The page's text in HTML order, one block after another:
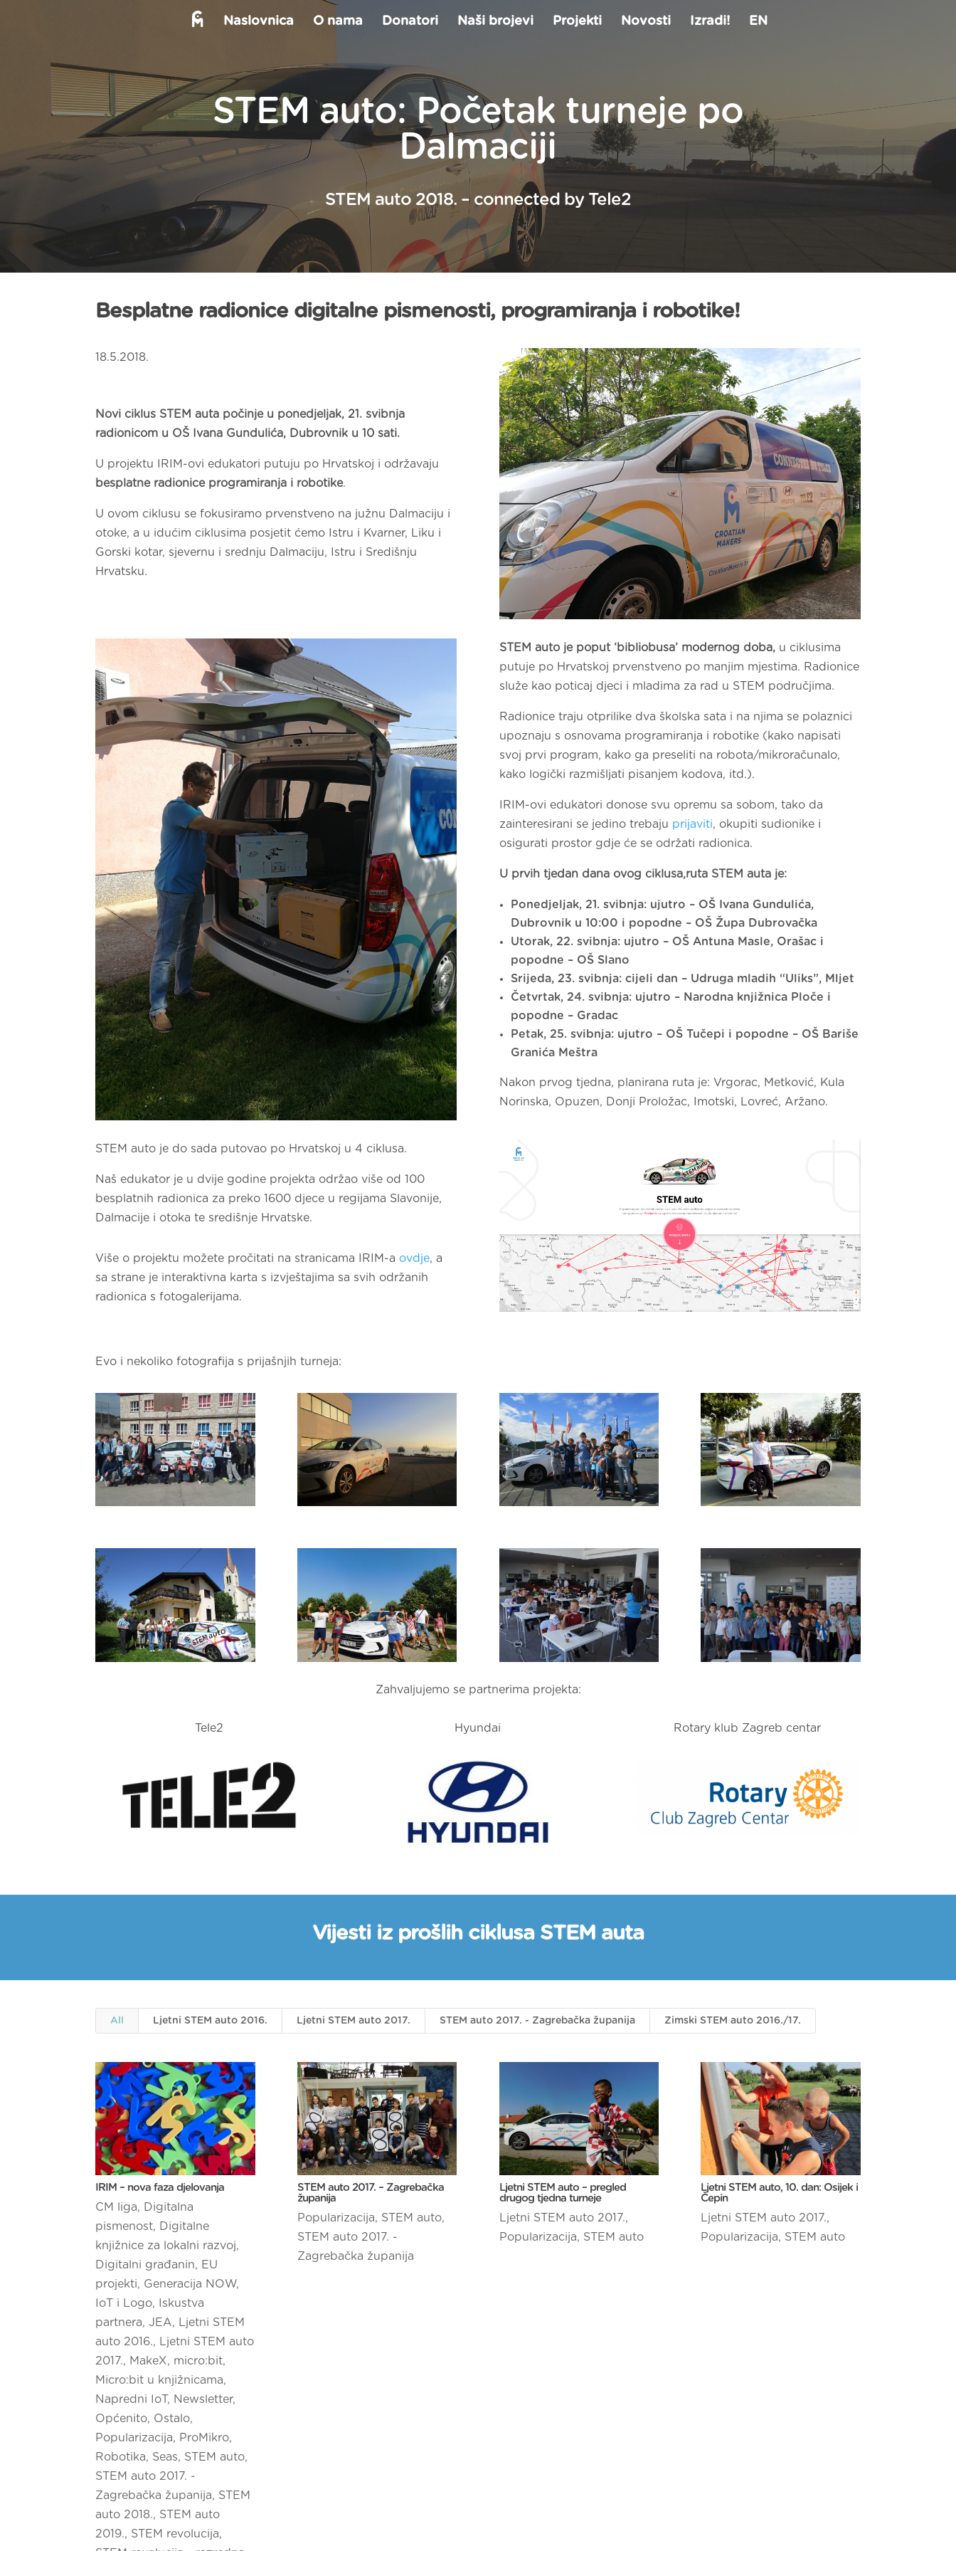
Naslovnica O nama Donatori Naši brojevi Projekti Novosti Izradi! EN
STEM auto: Početak turneje po
Dalmaciji
STEM auto 2018. – connected by Tele2
Besplatne radionice digitalne pismenosti, programiranja i robotike!
18.5.2018.
Novi ciklus STEM auta počinje u ponedjeljak, 21. svibnja
radionicom u OŠ Ivana Gundulića, Dubrovnik u 10 sati.
U projektu IRIM-ovi edukatori putuju po Hrvatskoj i održavaju
besplatne radionice programiranja i robotike.
U ovom ciklusu se fokusiramo prvenstveno na južnu Dalmaciju i
otoke, a u idućim ciklusima posjetit ćemo Istru i Kvarner, Liku i
Gorski kotar, sjevernu i srednju Dalmaciju, Istru i Središnju
Hrvatsku.
STEM auto je poput ‘bibliobusa’ modernog doba,u ciklusima
putuje po Hrvatskoj prvenstveno po manjim mjestima. Radionice
služe kao poticaj djeci i mladima za rad u STEM područjima.
Radionice traju otprilike dva školska sata i na njima se polaznici
upoznaju s osnovama programiranja i robotike (kako napisati
svoj prvi program, kako ga preseliti na robota/mikroračunalo,
kako logički razmišljati pisanjem kodova, itd.).
IRIM-ovi edukatori donose svu opremu sa sobom, tako da
zainteresirani se jedino trebaju prijaviti, okupiti sudionike i
osigurati prostor gdje će se održati radionica.
U prvih tjedan dana ovog ciklusa,ruta STEM auta je:
Ponedjeljak, 21. svibnja: ujutro – OŠ Ivana Gundulića,
Dubrovnik u 10:00 i popodne – OŠ Župa Dubrovačka
Utorak, 22. svibnja: ujutro – OŠ Antuna Masle, Orašac i
popodne – OŠ Slano
Srijeda, 23. svibnja: cijeli dan – Udruga mladih “Uliks”, Mljet
Četvrtak, 24. svibnja: ujutro – Narodna knjižnica Ploče i
popodne – Gradac
Petak, 25. svibnja: ujutro – OŠ Tučepi i popodne – OŠ Bariše
Granića Meštra
Nakon prvog tjedna, planirana ruta je: Vrgorac, Metković, Kula
Norinska, Opuzen, Donji Proložac, Imotski, Lovreć, Aržano.
STEM auto je do sada putovao po Hrvatskoj u 4 ciklusa.
Naš edukator je u dvije godine projekta održao više od 100
besplatnih radionica za preko 1600 djece u regijama Slavonije,
Dalmacije i otoka te središnje Hrvatske.
Više o projektu možete pročitati na stranicama IRIM-a ovdje, a
sa strane je interaktivna karta s izvještajima sa svih održanih
radionica s fotogalerijama.
Evo i nekoliko fotografija s prijašnjih turneja:
Zahvaljujemo se partnerima projekta:
Tele2 Hyundai Rotary klub Zagreb centar
Vijesti iz prošlih ciklusa STEM auta
All Ljetni STEM auto 2016. Ljetni STEM auto 2017. STEM auto 2017. - Zagrebačka županija Zimski STEM auto 2016./17.
IRIM – nova faza djelovanja
CM liga, Digitalna
pismenost, Digitalne
knjižnice za lokalni razvoj,
Digitalni građanin, EU
projekti, Generacija NOW,
IoT i Logo,
Iskustva
partnera,JEA, Ljetni STEM
auto 2016., Ljetni STEM auto
2017., MakeX, micro:bit,
Micro:bit u knjižnicama,
Napredni IoT, Newsletter,
Općenito, Ostalo,
Popularizacija, ProMikro,
Robotika, Seas, STEM auto,
STEM auto 2017. -
Zagrebačka županija, STEM
auto 2018., STEM auto
2019., STEM revolucija,
STEM auto 2017. – Zagrebačka
županija
Popularizacija, STEM auto,
STEM auto 2017. -
Zagrebačka županija
Ljetni STEM auto – pregled
drugog tjedna turneje
Ljetni STEM auto 2017.,
Popularizacija, STEM auto
Ljetni STEM auto, 10. dan: Osijek i
Čepin
Ljetni STEM auto 2017.,
Popularizacija, STEM auto